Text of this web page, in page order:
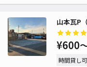
山本瓦P
¥600
時間貸し可